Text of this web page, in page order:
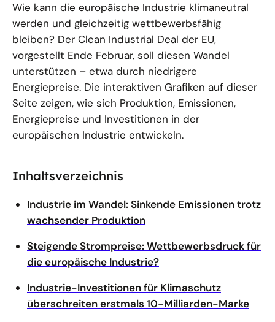
Wie kann die europäische Industrie klimaneutral
werden und gleichzeitig wettbewerbsfähig
bleiben? Der Clean Industrial Deal der EU,
vorgestellt Ende Februar, soll diesen Wandel
unterstützen – etwa durch niedrigere
Energiepreise. Die interaktiven Grafiken auf dieser
Seite zeigen, wie sich Produktion, Emissionen,
Energiepreise und Investitionen in der
europäischen Industrie entwickeln.
Inhaltsverzeichnis
Industrie im Wandel: Sinkende Emissionen trotz
wachsender Produktion
Steigende Strompreise: Wettbewerbsdruck für
die europäische Industrie?
Industrie-Investitionen für Klimaschutz
überschreiten erstmals 10-Milliarden-Marke